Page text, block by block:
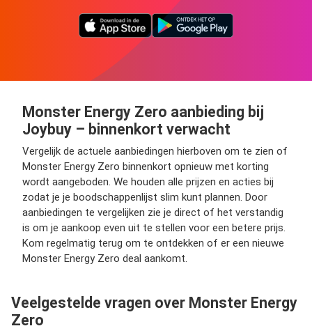
Monster Energy Zero aanbieding bij
Joybuy – binnenkort verwacht
Vergelijk de actuele aanbiedingen hierboven om te zien of
Monster Energy Zero binnenkort opnieuw met korting
wordt aangeboden. We houden alle prijzen en acties bij
zodat je je boodschappenlijst slim kunt plannen. Door
aanbiedingen te vergelijken zie je direct of het verstandig
is om je aankoop even uit te stellen voor een betere prijs.
Kom regelmatig terug om te ontdekken of er een nieuwe
Monster Energy Zero deal aankomt.
Veelgestelde vragen over Monster Energy
Zero